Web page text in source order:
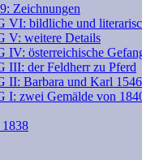
Zeichnungen
bildliche und
weitere Details
österreichische
der Feldherr zu Pferd
Barbara und Karl 1546
zwei Gemälde von